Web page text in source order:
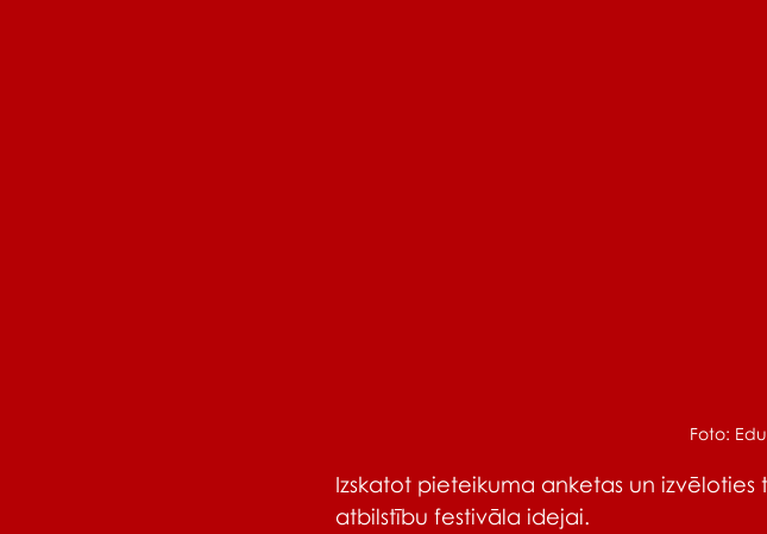
Foto:
Izskatot pieteikuma anketas un
atbilstību festivāla idejai.